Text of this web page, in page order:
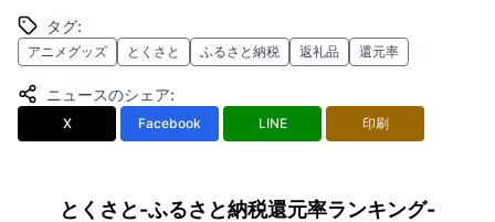
タグ:
アニメグッズ とくさと ふるさと納税 返礼品 還元率
ニュースのシェア:
X Facebook LINE 印刷
とくさと-ふるさと納税還元率ランキング-